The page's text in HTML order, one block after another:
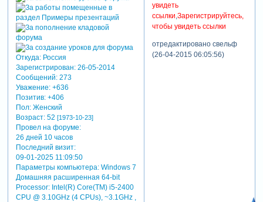
Откуда:Россия
Зарегистрирован: 26-05-2014
Сообщений:273
Уважение: +636
Позитив: +406
Пол:Женский
Возраст:52 [1973-10-23]
Провел на форуме:
26 дней 10 часов
Последний визит:
09-01-2025 11:09:50
Параметры компьютера:Windows 7
Домашняя расширенная 64-bit
Processor: Intel(R) Core(TM) i5-2400
CPU @ 3.10GHz (4 CPUs), ~3.1GHz ,
увидеть
ссылки,Зарегистрируйтесь,
чтобы увидеть ссылки
отредактировано свельф
(26-04-2015 06:05:56)